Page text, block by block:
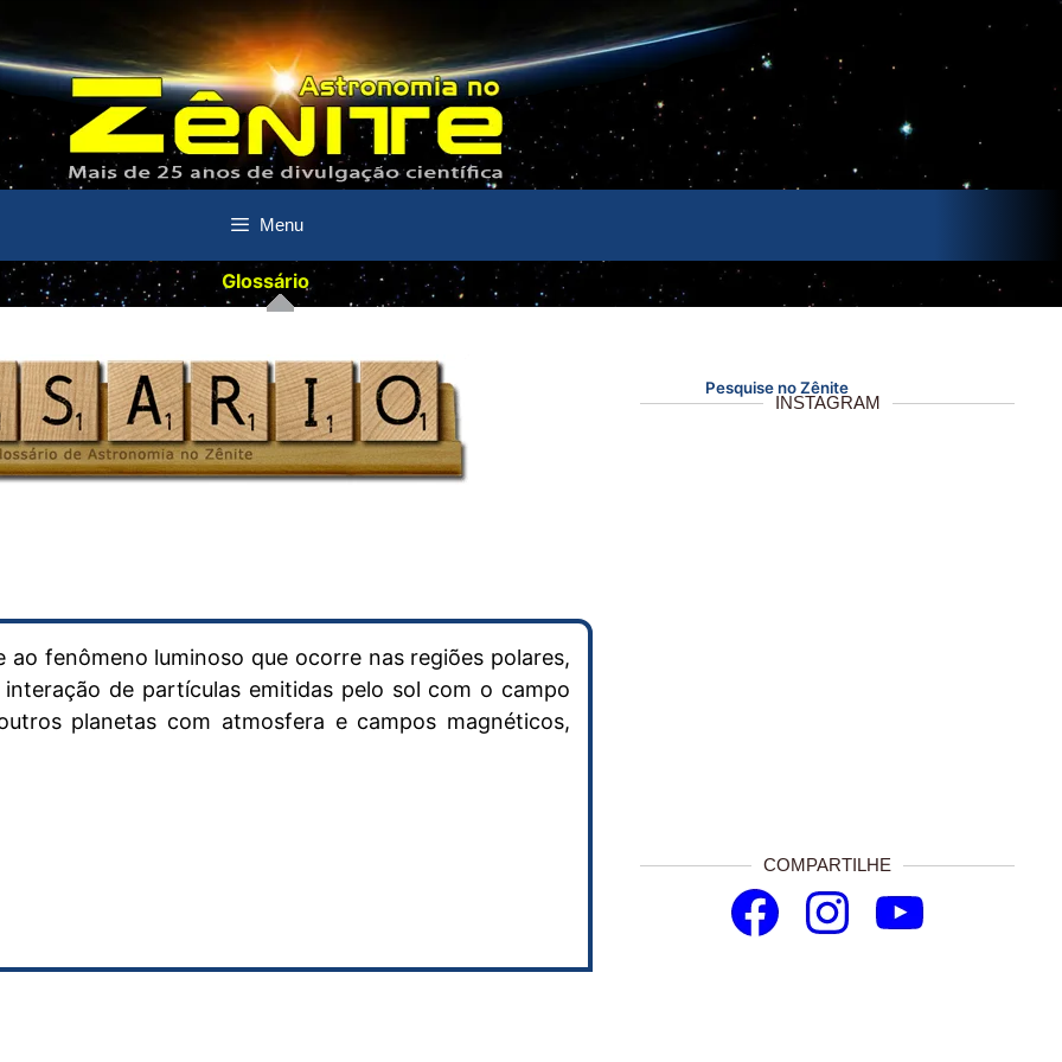
Menu
Glossário
fenômeno luminoso que ocorre nas regiões polares,
de partículas emitidas pelo sol com o campo
planetas com atmosfera e campos magnéticos,
Pesquise no Zênite
INSTAGRAM
COMPARTILHE